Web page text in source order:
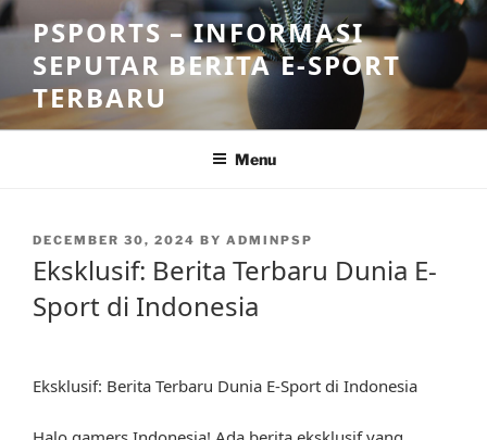
Skip
to
content
PSPORTS – INFORMASI
SEPUTAR BERITA E-SPORT
TERBARU
Menu
POSTED
ON
DECEMBER 30, 2024 BY ADMINPSP
Eksklusif: Berita Terbaru Dunia E-
Sport di Indonesia
Eksklusif: Berita Terbaru Dunia E-Sport di Indonesia